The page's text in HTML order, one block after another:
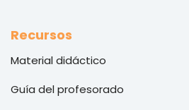
Recursos
Material didáctico
Guía del profesorado